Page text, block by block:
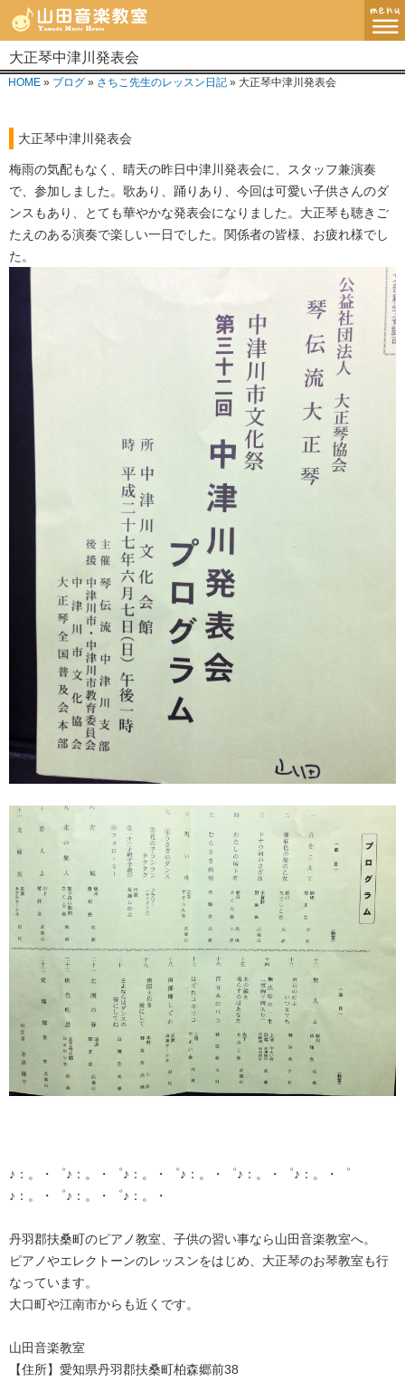
MENU
講師紹介・指導方針
レッスンコース
教室案内
ブログ
お問い合わせ
大正琴中津川発表会
HOME» ブログ» さちこ先生のレッスン日記» 大正琴中津川発表会
大正琴中津川発表会
梅雨の気配もなく、晴天の昨日中津川発表会に、スタッフ兼演奏
で、参加しました。歌あり、踊りあり、今回は可愛い子供さんのダ
ンスもあり、とても華やかな発表会になりました。大正琴も聴きご
たえのある演奏で楽しい一日でした。関係者の皆様、お疲れ様でし
た。
♪：。・゜♪：。・゜♪：。・゜♪：。・゜♪：。・゜♪：。・゜
♪：。・゜♪：。・゜♪：。・
丹羽郡扶桑町のピアノ教室、子供の習い事なら山田音楽教室へ。
ピアノやエレクトーンのレッスンをはじめ、大正琴のお琴教室も行
なっています。
大口町や江南市からも近くです。
山田音楽教室
【住所】愛知県丹羽郡扶桑町柏森郷前38